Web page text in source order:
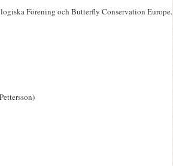
Förening och Butterfly Conservation Europe.